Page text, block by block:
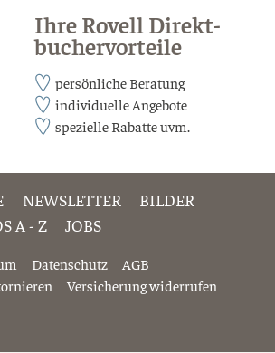
Ihre Rovell Direkt­
bucher­vor­teile
persönliche Beratung
individuelle Angebote
spezielle Rabatte uvm.
NEWSLETTER
BILDER
A - Z JOBS
Datenschutz
AGB
Versiche­rung wider­rufen